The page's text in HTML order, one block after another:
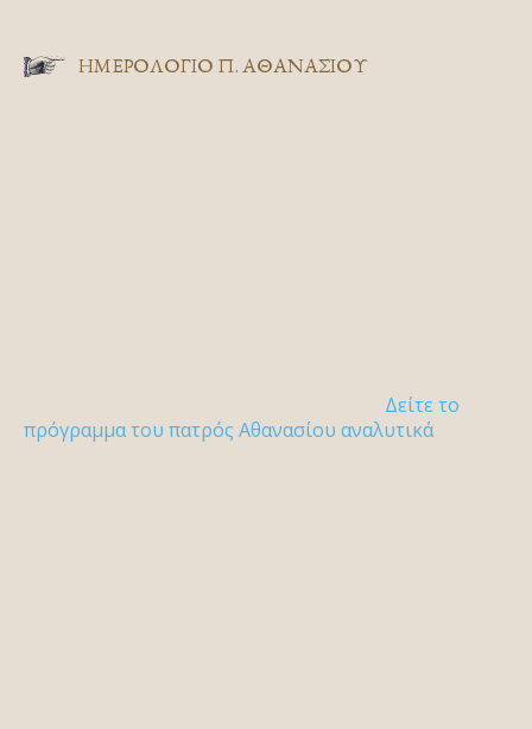
ΗΜΕΡΟΛΟΓΙΟ Π. ΑΘΑΝΑΣΙΟΥ
Δείτε το
πρόγραμμα του πατρός Αθανασίου αναλυτικά